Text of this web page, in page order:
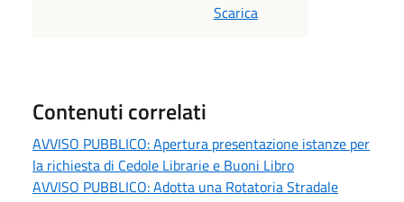
Scarica
Contenuti correlati
AVVISO PUBBLICO: Apertura presentazione istanze per
la richiesta di Cedole Librarie e Buoni Libro
AVVISO PUBBLICO: Adotta una Rotatoria Stradale